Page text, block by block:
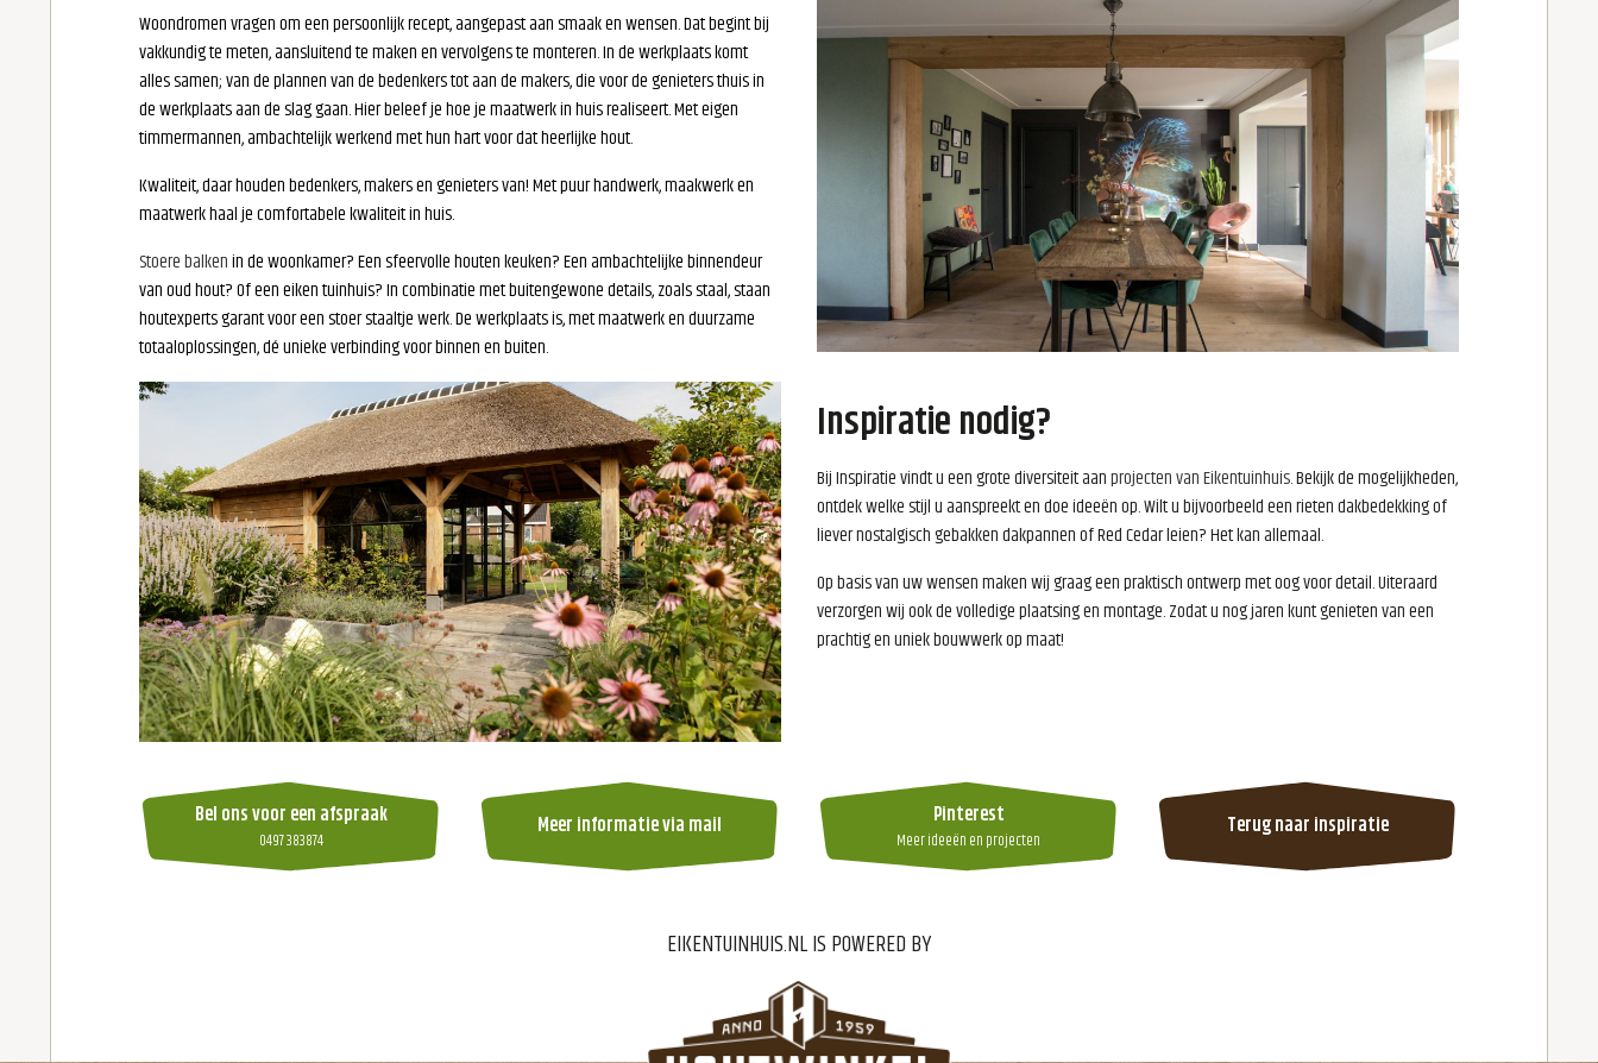
Woondromen vragen om een persoonlijk recept, aangepast aan smaak en wensen. Dat begint bij
vakkundig te meten, aansluitend te maken en vervolgens te monteren. In de werkplaats komt
alles samen; van de plannen van de bedenkers tot aan de makers, die voor de genieters thuis in
de werkplaats aan de slag gaan. Hier beleef je hoe je maatwerk in huis realiseert. Met eigen
timmermannen, ambachtelijk werkend met hun hart voor dat heerlijke hout.
Kwaliteit, daar houden bedenkers, makers en genieters van! Met puur handwerk, maakwerk en
maatwerk haal je comfortabele kwaliteit in huis.
Stoere balkenin de woonkamer? Een sfeervolle houten keuken? Een ambachtelijke binnendeur
van oud hout? Of een eiken tuinhuis? In combinatie met buitengewone details, zoals staal, staan
houtexperts garant voor een stoer staaltje werk. De werkplaats is, met maatwerk en duurzame
totaaloplossingen, dé unieke verbinding voor binnen en buiten.
Inspiratie nodig?
Bij Inspiratie vindt u een grote diversiteit aanprojecten van Eikentuinhuis. Bekijk de mogelijkheden,
ontdek welke stijl u aanspreekt en doe ideeën op. Wilt u bijvoorbeeld een rieten dakbedekking of
liever nostalgisch gebakken dakpannen of Red Cedar leien? Het kan allemaal.
Op basis van uw wensen maken wij graag een praktisch ontwerp met oog voor detail. Uiteraard
verzorgen wij ook de volledige plaatsing en montage. Zodat u nog jaren kunt genieten van een
prachtig en uniek bouwwerk op maat!
Bel ons voor een afspraak
0497 383874 Meer informatie via mail Pinterest
Meer ideeën en projecten Terug naar inspiratie
EIKENTUINHUIS.NL IS POWERED BY